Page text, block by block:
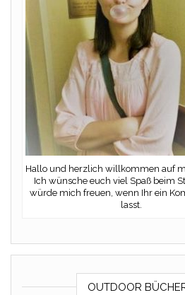
Hallo und herzlich willkommen auf
Ich wünsche euch viel Spaß beim
würde mich freuen, wenn Ihr ein
lasst.
OUTDOOR